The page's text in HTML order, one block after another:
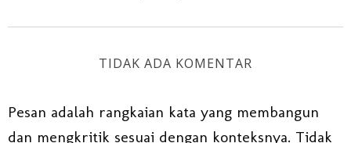
TIDAK ADA KOMENTAR
Pesan adalah rangkaian kata yang membangun
dan mengkritik sesuai dengan konteksnya. Tidak